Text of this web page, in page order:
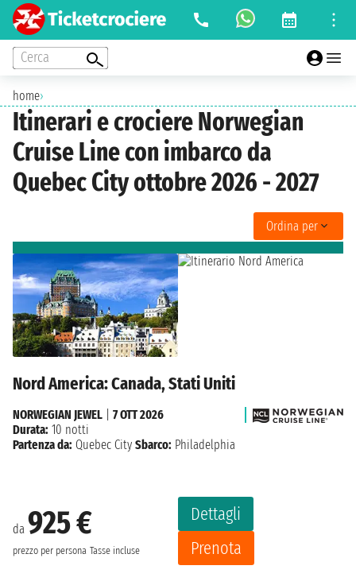
Cerca
home›
Itinerari e crociere Norwegian
Cruise Line con imbarco da
Quebec City ottobre 2026 - 2027
Ordina per
Nord America: Canada, Stati Uniti
da 925 €
prezzo per persona Tasse incluse
Dettagli
Prenota
NORWEGIAN JEWEL
7 OTT 2026
Durata: 10 notti
Partenza da: Quebec City Sbarco: Philadelphia